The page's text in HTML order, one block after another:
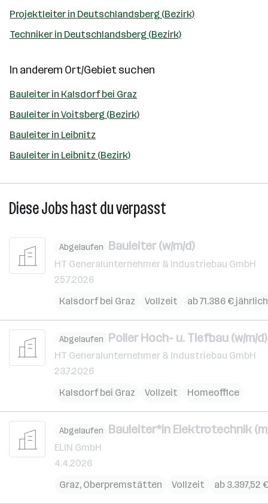
Projektleiter in Deutschlandsberg (Bezirk)
Techniker in Deutschlandsberg (Bezirk)
In anderem Ort/Gebiet suchen
Bauleiter in Kalsdorf bei Graz
Bauleiter in Voitsberg (Bezirk)
Bauleiter in Leibnitz
Bauleiter in Leibnitz (Bezirk)
Diese Jobs hast du verpasst
Abgelaufen Bauleiter (w/m/d)
HT Generalunternehmer & Industriebau GmbH
25.7.2026
Kalsdorf bei Graz
Vollzeit ab 71.386 € jährlich
Abgelaufen Polier Hoch- u. Tiefbau (w/m/d)
HT Generalunternehmer & Industriebau GmbH
23.7.2026
Kalsdorf bei Graz
Vollzeit Homeoffice
Abgelaufen Bauleiter*in Elektrotechnik
ELIN GmbH
4.4.2026
Graz, Oberpremstätten Vollzeit ab 3.397,52